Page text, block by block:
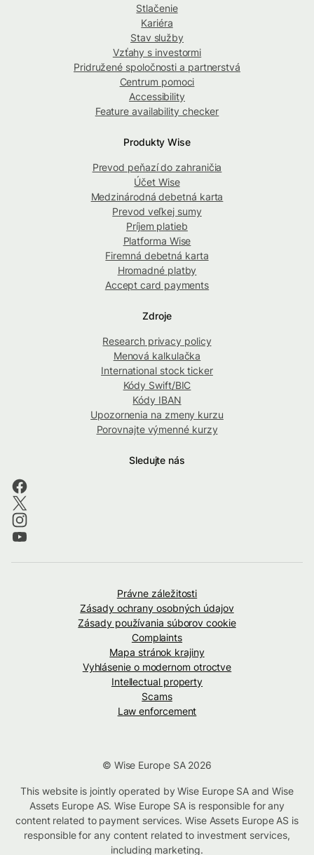
Stlačenie
Kariéra
Stav služby
Vzťahy s investormi
Pridružené spoločnosti a partnerstvá
Centrum pomoci
Accessibility
Feature availability checker
Produkty Wise
Prevod peňazí do zahraničia
Účet Wise
Medzinárodná debetná karta
Prevod veľkej sumy
Príjem platieb
Platforma Wise
Firemná debetná karta
Hromadné platby
Accept card payments
Zdroje
Research privacy policy
Menová kalkulačka
International stock ticker
Kódy Swift/BIC
Kódy IBAN
Upozornenia na zmeny kurzu
Porovnajte výmenné kurzy
Sledujte nás
Právne záležitosti
Zásady ochrany osobných údajov
Zásady používania súborov cookie
Complaints
Mapa stránok krajiny
Vyhlásenie o modernom otroctve
Intellectual property
Scams
Law enforcement
© Wise Europe SA 2026
This website is jointly operated by Wise Europe SA and Wise
Assets Europe AS. Wise Europe SA is responsible for any
content related to payment services. Wise Assets Europe AS is
responsible for any content related to investment services,
including marketing.